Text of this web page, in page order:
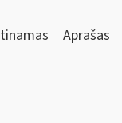
Aprašas